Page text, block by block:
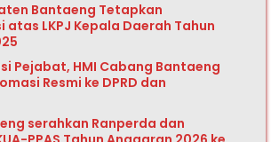
Bantaeng Tetapkan
atas LKPJ Kepala Daerah Tahun
Pejabat, HMI Cabang Bantaeng
Resmi ke DPRD dan
serahkan Ranperda dan